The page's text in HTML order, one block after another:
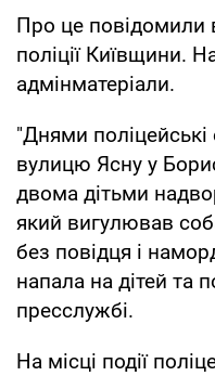
Про це повідомили
поліції Київщини.
адмінматеріали.
"Днями
вулицю Ясну у
двома дітьми
який вигулював
без повідця і
напала на дітей та
пресслужбі.
На місці події